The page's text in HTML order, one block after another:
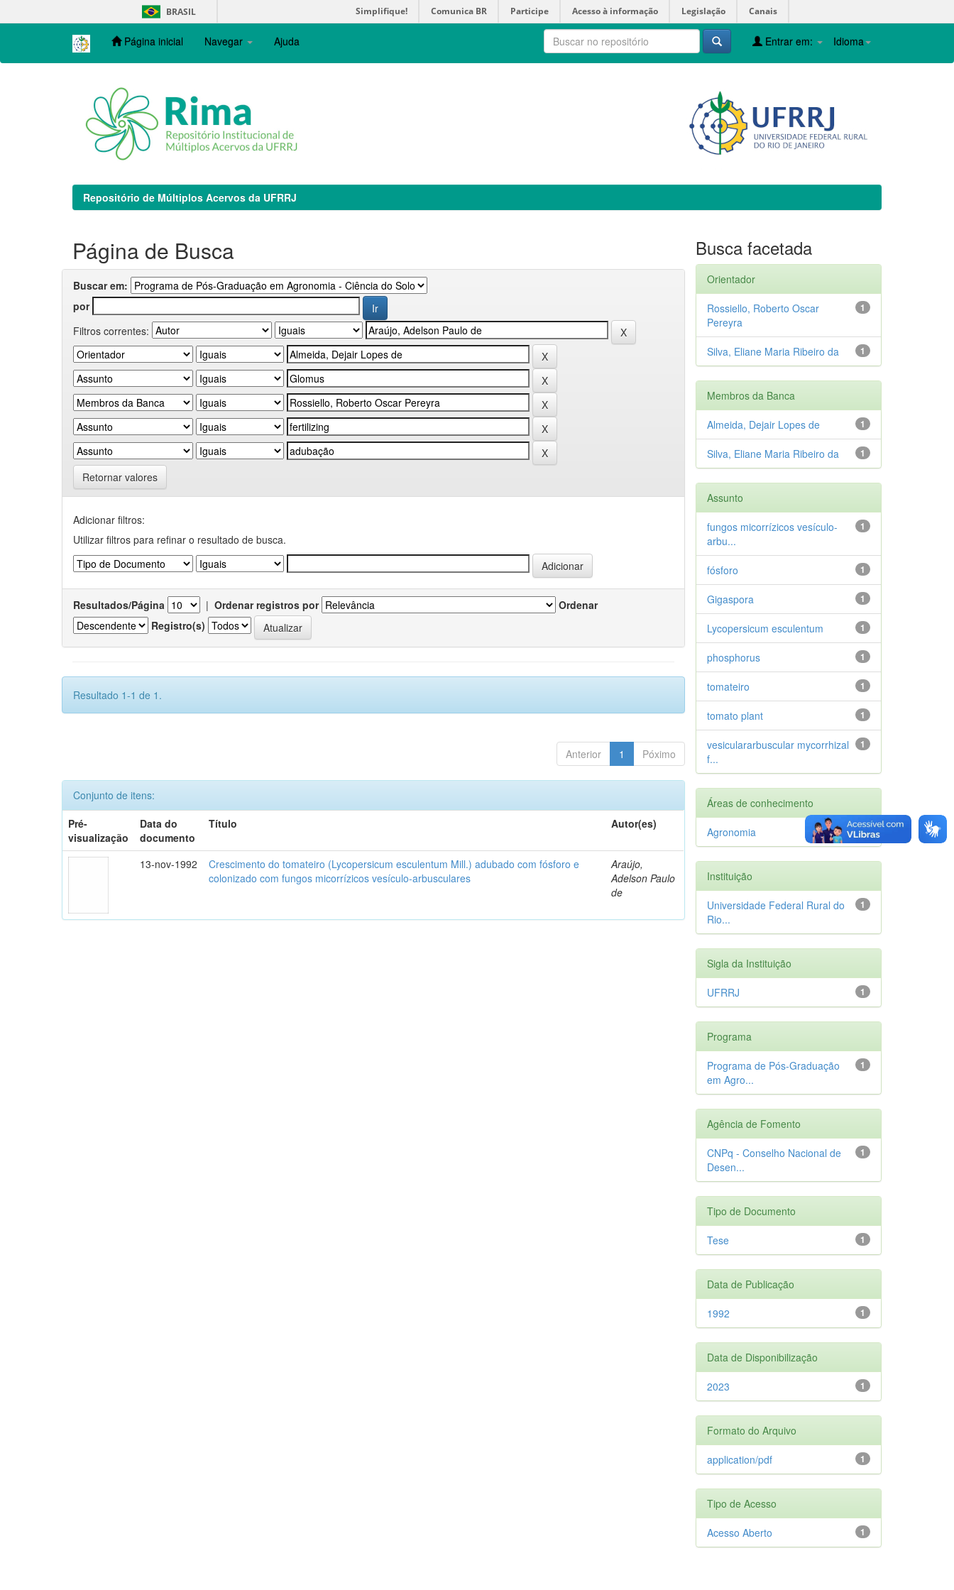
navigation
BRASIL Simplifique! Comunica BR Participe Acesso à informação Legislação Canais
Página inicial Navegar Ajuda Idioma
Entrar em:
Repositório de Múltiplos Acervos da UFRRJ
Página de Busca
Buscar em:
por
Filtros correntes:
Retornar valores
Adicionar filtros:
Utilizar filtros para refinar o resultado de busca.
Resultados/Página | Ordenar registros por
Ordenar
Registro(s)
Resultado 1-1 de 1.
Anterior 1 Póximo
Conjunto de itens:
Pré-
visualização
Data do
documento
Título Autor(es)
13-nov-1992
Crescimento do tomateiro (Lycopersicum esculentum Mill.) adubado com fósforo e
colonizado com fungos micorrízicos vesículo-arbusculares
Araújo,
Adelson Paulo
de
Busca facetada
Orientador
1
Rossiello, Roberto Oscar
Pereyra
1
Silva, Eliane Maria Ribeiro da
Membros da Banca
1
Almeida, Dejair Lopes de
1
Silva, Eliane Maria Ribeiro da
Assunto
1
fungos micorrízicos vesículo-
arbu...
1
fósforo
1
Gigaspora
1
Lycopersicum esculentum
1
phosphorus
1
tomateiro
1
tomato plant
1
vesiculararbuscular mycorrhizal
f...
Áreas de conhecimento
1
Agronomia
Instituição
1
Universidade Federal Rural do
Rio...
Sigla da Instituição
1
UFRRJ
Programa
1
Programa de Pós-Graduação
em Agro...
Agência de Fomento
1
CNPq - Conselho Nacional de
Desen...
Tipo de Documento
1
Tese
Data de Publicação
1
1992
Data de Disponibilização
1
2023
Formato do Arquivo
1
application/pdf
Tipo de Acesso
1
Acesso Aberto